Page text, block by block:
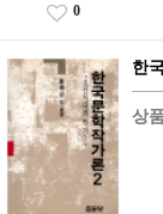
0
한
상